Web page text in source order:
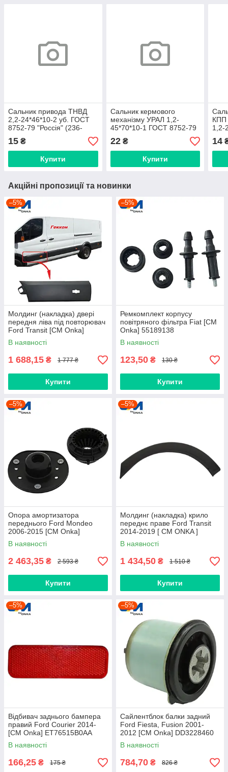
Сальник привода ТНВД
2,2-24*46*10-2 уб. ГОСТ
8752-79 "Россія" (236-
15 ₴
Купити
Сальник кермового
механізму УРАЛ 1,2-
45*70*10-1 ГОСТ 8752-79
"Россія" (1,2-45*70*10-1)
22₴
Купити
КПП
1,2-
14
Акційні пропозиції та новинки
–5%
Молдинг (накладка) двері
передня ліва під повторювач
Ford Transit [СМ Onka]
BK31V20781BJ5CND
В наявності
1 688,15 ₴ 1 777 ₴
Купити
–5%
Ремкомплект корпусу
повітряного фільтра Fiat [СМ
Onka] 55189138
В наявності
123,50 ₴ 130 ₴
Купити
–5%
Опора амортизатора
переднього Ford Mondeo
2006-2015 [СМ Onka]
1761001S1
В наявності
2 463,35 ₴ 2 593 ₴
Купити
–5%
Молдинг (накладка) крило
переднє праве Ford Transit
2014-2019 [ CM ONKA ]
BK31V278L00BH5CND
В наявності
1 434,50 ₴ 1 510 ₴
Купити
–5%
Відбивач заднього бампера
правий Ford Courier 2014-
[СМ Onka] ET76515B0AA
В наявності
166,25 ₴ 175 ₴
–5%
Сайлентблок балки задний
Ford Fiesta, Fusion 2001-
2012 [СМ Onka] DD3228460
В наявності
784,70 ₴ 826 ₴